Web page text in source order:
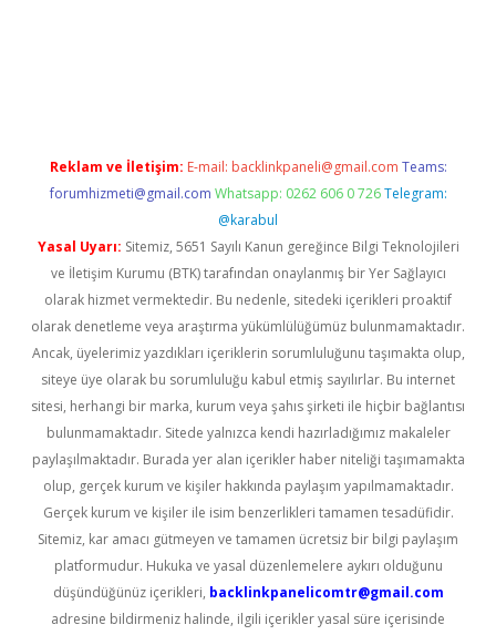
Reklam ve İletişim: E-mail: backlinkpaneli@gmail.com Teams:
forumhizmeti@gmail.com Whatsapp: 0262 606 0 726 Telegram:
@karabul
Yasal Uyarı: Sitemiz, 5651 Sayılı Kanun gereğince Bilgi Teknolojileri
ve İletişim Kurumu (BTK) tarafından onaylanmış bir Yer Sağlayıcı
olarak hizmet vermektedir. Bu nedenle, sitedeki içerikleri proaktif
olarak denetleme veya araştırma yükümlülüğümüz bulunmamaktadır.
Ancak, üyelerimiz yazdıkları içeriklerin sorumluluğunu taşımakta olup,
siteye üye olarak bu sorumluluğu kabul etmiş sayılırlar. Bu internet
sitesi, herhangi bir marka, kurum veya şahıs şirketi ile hiçbir bağlantısı
bulunmamaktadır. Sitede yalnızca kendi hazırladığımız makaleler
paylaşılmaktadır. Burada yer alan içerikler haber niteliği taşımamakta
olup, gerçek kurum ve kişiler hakkında paylaşım yapılmamaktadır.
Gerçek kurum ve kişiler ile isim benzerlikleri tamamen tesadüfidir.
Sitemiz, kar amacı gütmeyen ve tamamen ücretsiz bir bilgi paylaşım
platformudur. Hukuka ve yasal düzenlemelere aykırı olduğunu
düşündüğünüz içerikleri, backlinkpanelicomtr@gmail.com
adresine bildirmeniz halinde, ilgili içerikler yasal süre içerisinde